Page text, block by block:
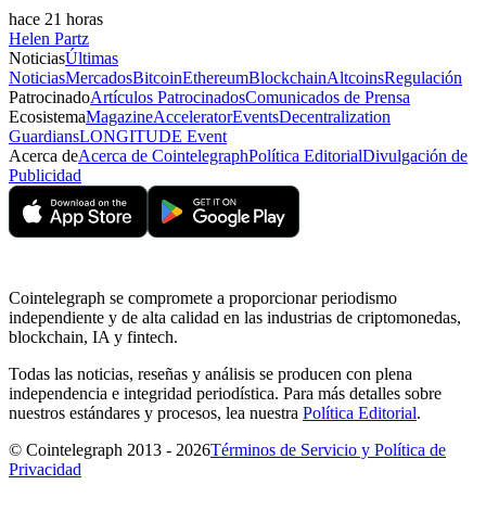
hace 21 horas
Helen Partz
NoticiasÚltimas
NoticiasMercadosBitcoinEthereumBlockchainAltcoinsRegulación
PatrocinadoArtículos PatrocinadosComunicados de Prensa
EcosistemaMagazineAcceleratorEventsDecentralization
GuardiansLONGITUDE Event
Acerca deAcerca de CointelegraphPolítica EditorialDivulgación de
Publicidad
Cointelegraph se compromete a proporcionar periodismo
independiente y de alta calidad en las industrias de criptomonedas,
blockchain, IA y fintech.
Todas las noticias, reseñas y análisis se producen con plena
independencia e integridad periodística. Para más detalles sobre
nuestros estándares y procesos, lea nuestra Política Editorial.
© Cointelegraph 2013 - 2026Términos de Servicio y Política de
Privacidad